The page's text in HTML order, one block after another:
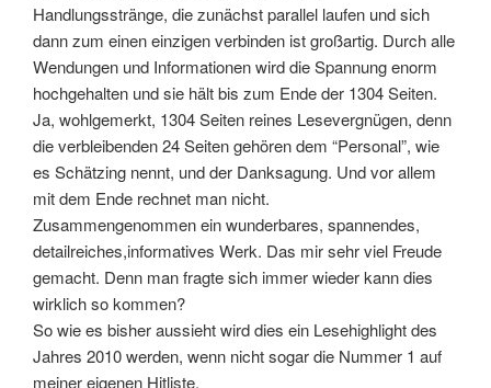
Handlungsstränge, die zunächst parallel laufen und sich
dann zum einen einzigen verbinden ist großartig. Durch alle
Wendungen und Informationen wird die Spannung enorm
hochgehalten und sie hält bis zum Ende der 1304 Seiten.
Ja, wohlgemerkt, 1304 Seiten reines Lesevergnügen, denn
die verbleibenden 24 Seiten gehören dem “Personal”, wie
es Schätzing nennt, und der Danksagung. Und vor allem
mit dem Ende rechnet man nicht.
Zusammengenommen ein wunderbares, spannendes,
detailreiches,informatives Werk. Das mir sehr viel Freude
gemacht. Denn man fragte sich immer wieder kann dies
wirklich so kommen?
So wie es bisher aussieht wird dies ein Lesehighlight des
Jahres 2010 werden, wenn nicht sogar die Nummer 1 auf
meiner eigenen Hitliste.